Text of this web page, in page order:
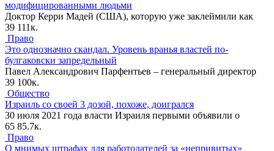
модифицированными людьми
Доктор Керри Мадей (США), которую уже заклеймили как
39 111к.
Право
Это однозначно скандал. Уровень вранья властей по-
булгаковски запредельный
Павел Александрович Парфентьев – генеральный директор
39 100к.
Общество
Израиль со своей 3 дозой, похоже, доигрался
30 июля 2021 года власти Израиля первыми объявили о
65 85.7к.
Право
О мнимых штрафах для работодателей за «непривитых»